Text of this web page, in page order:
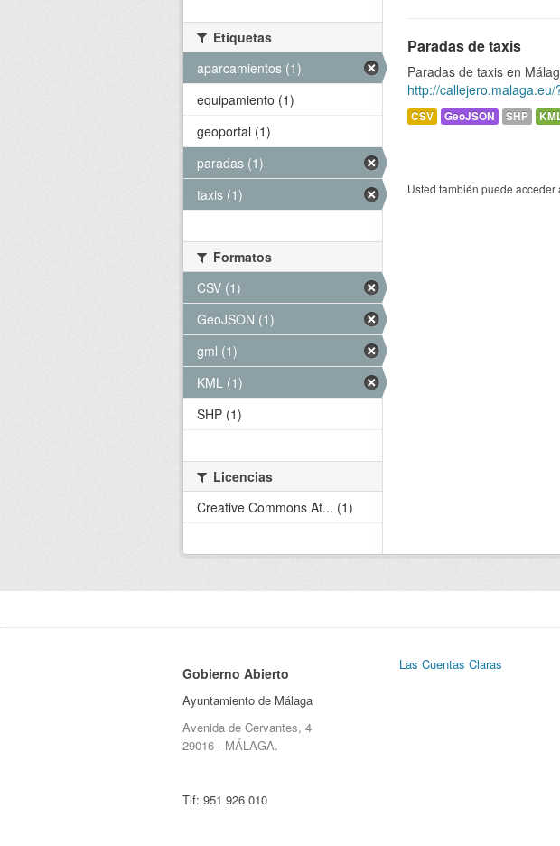
Paradas de taxis
Paradas de taxis en
http://
CSV GeoJSON SHP
Usted también puede
Etiquetas
aparcamientos (1)
equipamiento (1)
geoportal (1)
paradas (1)
taxis (1)
Formatos
CSV (1)
GeoJSON (1)
gml (1)
KML (1)
SHP (1)
Licencias
Creative Commons At... (1)
Gobierno Abierto
Ayuntamiento de Málaga
Avenida de Cervantes, 4
29016 - MÁLAGA.
Tlf: 951 926 010
Las Cuentas Claras